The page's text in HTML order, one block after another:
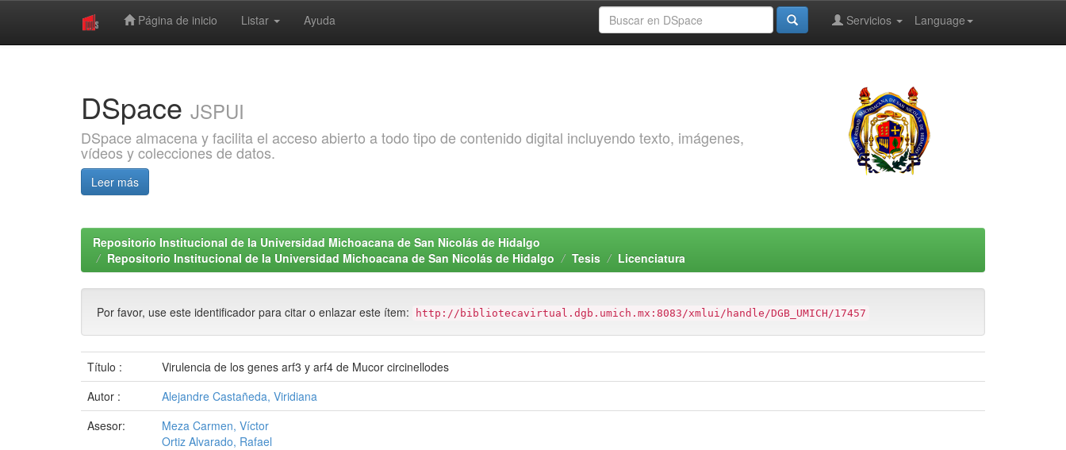
Página de inicio Listar Ayuda Language
Servicios
DSpace JSPUI
DSpace almacena y facilita el acceso abierto a todo tipo de contenido digital incluyendo texto, imágenes,
vídeos y colecciones de datos.
Leer más
Repositorio Institucional de la Universidad Michoacana de San Nicolás de Hidalgo
Repositorio Institucional de la Universidad Michoacana de San Nicolás de Hidalgo
Tesis Licenciatura
Por favor, use este identificador para citar o enlazar este ítem: http://bibliotecavirtual.dgb.umich.mx:8083/xmlui/handle/DGB_UMICH/17457
Título :
Virulencia de los genes arf3 y arf4 de Mucor circinellodes
Autor :
Alejandre Castañeda, Viridiana
Asesor:
Meza Carmen, Víctor
Ortiz Alvarado, Rafael